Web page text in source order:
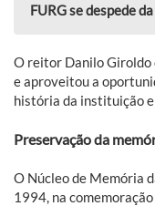
FURG se despede
O reitor Danilo Giroldo
e aproveitou a
história da instituição e
Preservação da
O Núcleo de Memória
1994, na